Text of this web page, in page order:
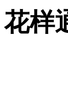
花样